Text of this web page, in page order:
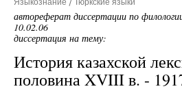
Языкознание Тюркские языки
автореферат диссертации по
10.02.06
диссертация на тему:
История казахской
половина XVIII в. -